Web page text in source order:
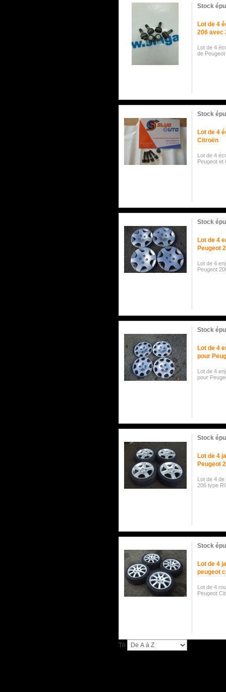
Stock
Lot de 4
206 avec
Lot de 4
de Peugeot
Stock
Lot de 4
Citroën
Lot de 4
Peugeot et
Stock
Lot de 4
Peugeot
Lot de 4
Peugeot
Stock
Lot de 4
pour
Lot de 4
pour
Stock
Lot de 4
Peugeot
Lot de 4
206 type
Stock
Lot de 4
peugeot
Lot de 4
Peugeot
Tri